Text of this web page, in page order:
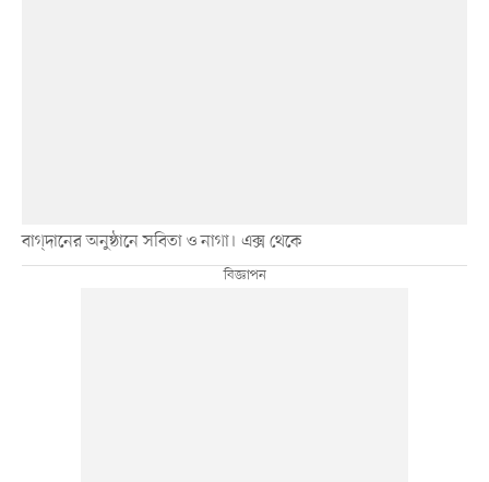
বাগ্‌দানের অনুষ্ঠানে সবিতা ও নাগা। এক্স থেকে